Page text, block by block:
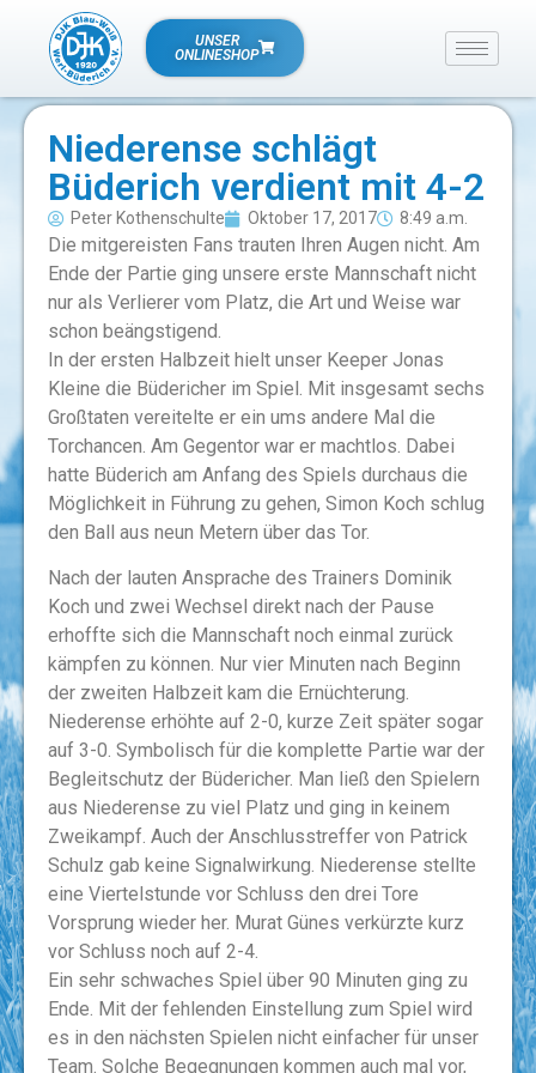
UNSER
ONLINESHOP
Niederense schlägt
Büderich verdient mit 4-2
Peter Kothenschulte Oktober 17, 2017 8:49 a.m.
Die mitgereisten Fans trauten Ihren Augen nicht. Am
Ende der Partie ging unsere erste Mannschaft nicht
nur als Verlierer vom Platz, die Art und Weise war
schon beängstigend.
In der ersten Halbzeit hielt unser Keeper Jonas
Kleine die Büdericher im Spiel. Mit insgesamt sechs
Großtaten vereitelte er ein ums andere Mal die
Torchancen. Am Gegentor war er machtlos. Dabei
hatte Büderich am Anfang des Spiels durchaus die
Möglichkeit in Führung zu gehen, Simon Koch schlug
den Ball aus neun Metern über das Tor.
Nach der lauten Ansprache des Trainers Dominik
Koch und zwei Wechsel direkt nach der Pause
erhoffte sich die Mannschaft noch einmal zurück
kämpfen zu können. Nur vier Minuten nach Beginn
der zweiten Halbzeit kam die Ernüchterung.
Niederense erhöhte auf 2-0, kurze Zeit später sogar
auf 3-0. Symbolisch für die komplette Partie war der
Begleitschutz der Büdericher. Man ließ den Spielern
aus Niederense zu viel Platz und ging in keinem
Zweikampf. Auch der Anschlusstreffer von Patrick
Schulz gab keine Signalwirkung. Niederense stellte
eine Viertelstunde vor Schluss den drei Tore
Vorsprung wieder her. Murat Günes verkürzte kurz
vor Schluss noch auf 2-4.
Ein sehr schwaches Spiel über 90 Minuten ging zu
Ende. Mit der fehlenden Einstellung zum Spiel wird
es in den nächsten Spielen nicht einfacher für unser
Team. Solche Begegnungen kommen auch mal vor,